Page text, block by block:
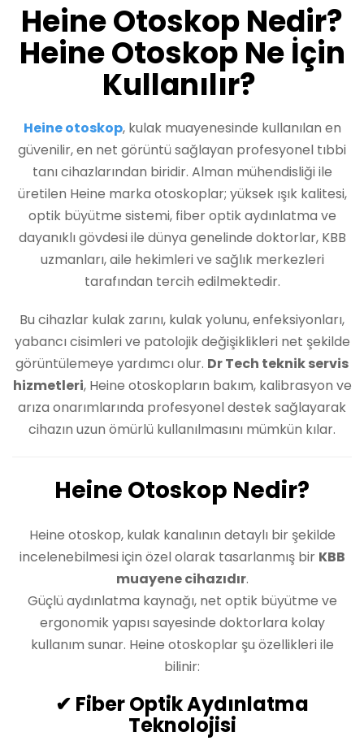
Heine Otoskop Nedir?
Heine Otoskop Ne İçin
Kullanılır?
Heine otoskop, kulak muayenesinde kullanılan en
güvenilir, en net görüntü sağlayan profesyonel tıbbi
tanı cihazlarından biridir. Alman mühendisliği ile
üretilen Heine marka otoskoplar; yüksek ışık kalitesi,
optik büyütme sistemi, fiber optik aydınlatma ve
dayanıklı gövdesi ile dünya genelinde doktorlar, KBB
uzmanları, aile hekimleri ve sağlık merkezleri
tarafından tercih edilmektedir.
Bu cihazlar kulak zarını, kulak yolunu, enfeksiyonları,
yabancı cisimleri ve patolojik değişiklikleri net şekilde
görüntülemeye yardımcı olur. Dr Tech teknik servis
hizmetleri, Heine otoskopların bakım, kalibrasyon ve
arıza onarımlarında profesyonel destek sağlayarak
cihazın uzun ömürlü kullanılmasını mümkün kılar.
Heine Otoskop Nedir?
Heine otoskop, kulak kanalının detaylı bir şekilde
incelenebilmesi için özel olarak tasarlanmış bir KBB
muayene cihazıdır.
Güçlü aydınlatma kaynağı, net optik büyütme ve
ergonomik yapısı sayesinde doktorlara kolay
kullanım sunar. Heine otoskoplar şu özellikleri ile
bilinir:
✔ Fiber Optik Aydınlatma
Teknolojisi